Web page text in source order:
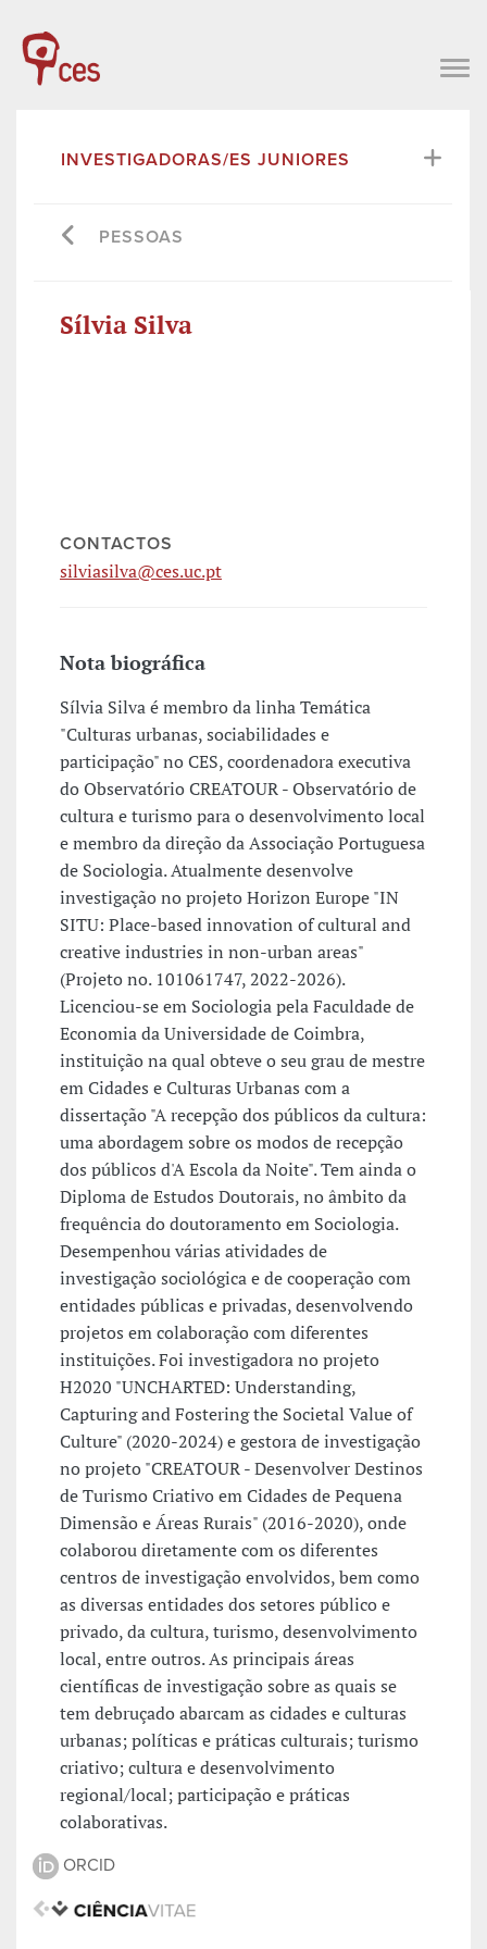
INVESTIGADORAS/ES JUNIORES
PESSOAS
Sílvia Silva
CONTACTOS
silviasilva@ces.uc.pt
Nota biográfica
Sílvia Silva é membro da linha Temática
"Culturas urbanas, sociabilidades e
participação" no CES, coordenadora executiva
do Observatório CREATOUR - Observatório de
cultura e turismo para o desenvolvimento local
e membro da direção da Associação Portuguesa
de Sociologia. Atualmente desenvolve
investigação no projeto Horizon Europe "IN
SITU: Place-based innovation of cultural and
creative industries in non-urban areas"
(Projeto no. 101061747, 2022-2026).
Licenciou-se em Sociologia pela Faculdade de
Economia da Universidade de Coimbra,
instituição na qual obteve o seu grau de mestre
em Cidades e Culturas Urbanas com a
dissertação "A recepção dos públicos da cultura:
uma abordagem sobre os modos de recepção
dos públicos d'A Escola da Noite". Tem ainda o
Diploma de Estudos Doutorais, no âmbito da
frequência do doutoramento em Sociologia.
Desempenhou várias atividades de
investigação sociológica e de cooperação com
entidades públicas e privadas, desenvolvendo
projetos em colaboração com diferentes
instituições. Foi investigadora no projeto
H2020 "UNCHARTED: Understanding,
Capturing and Fostering the Societal Value of
Culture" (2020-2024) e gestora de investigação
no projeto "CREATOUR - Desenvolver Destinos
de Turismo Criativo em Cidades de Pequena
Dimensão e Áreas Rurais" (2016-2020), onde
colaborou diretamente com os diferentes
centros de investigação envolvidos, bem como
as diversas entidades dos setores público e
privado, da cultura, turismo, desenvolvimento
local, entre outros. As principais áreas
científicas de investigação sobre as quais se
tem debruçado abarcam as cidades e culturas
urbanas; políticas e práticas culturais; turismo
criativo; cultura e desenvolvimento
regional/local; participação e práticas
colaborativas.
ORCID